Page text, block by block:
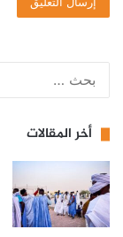
أخر المقالات